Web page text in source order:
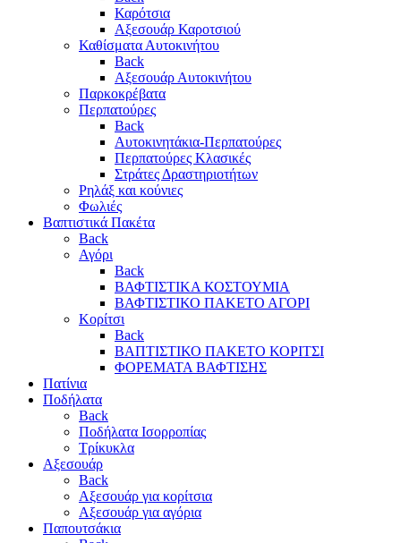
Καρότσια
Αξεσουάρ Καροτσιού
Καθίσματα Αυτοκινήτου
Back
Αξεσουάρ Αυτοκινήτου
Παρκοκρέβατα
Περπατούρες
Back
Αυτοκινητάκια-Περπατούρες
Περπατούρες Κλασικές
Στράτες Δραστηριοτήτων
Ρηλάξ και κούνιες
Φωλιές
Βαπτιστικά Πακέτα
Back
Αγόρι
Back
ΒΑΦΤΙΣΤΙΚΑ ΚΟΣΤΟΥΜΙΑ
ΒΑΦΤΙΣΤΙΚΟ ΠΑΚΕΤΟ ΑΓΟΡΙ
Κορίτσι
Back
ΒΑΠΤΙΣΤΙΚΟ ΠΑΚΕΤΟ ΚΟΡΙΤΣΙ
ΦΟΡΕΜΑΤΑ ΒΑΦΤΙΣΗΣ
Πατίνια
Ποδήλατα
Back
Ποδήλατα Ισορροπίας
Τρίκυκλα
Αξεσουάρ
Back
Αξεσουάρ για κορίτσια
Αξεσουάρ για αγόρια
Παπουτσάκια